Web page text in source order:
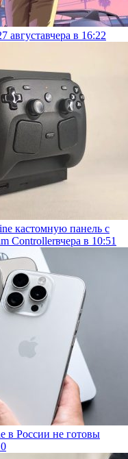
августавчера в 16:22
кастомную панель с
Controllerвчера в 10:51
в России не готовы